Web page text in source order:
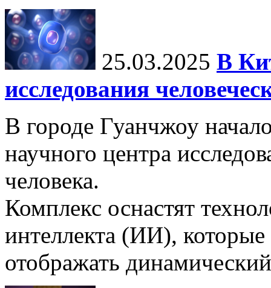
25.03.2025 В
исследования
В городе Гуанчжоу
научного центра
человека.
Комплекс оснастят
интеллекта (ИИ),
отображать